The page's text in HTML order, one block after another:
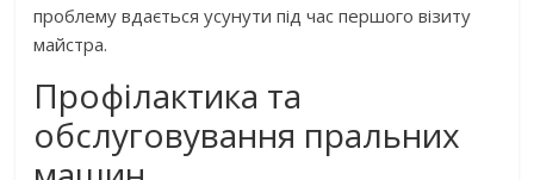
проблему вдається усунути під час першого візиту
майстра.
Профілактика та
обслуговування пральних